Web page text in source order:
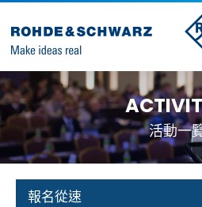
Activities
Contact Us
Member
Calendar
活動一
報名從速